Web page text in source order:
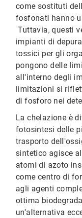
come sostituti
fosfonati hanno
Tuttavia, questi
impianti di
tossici per gli
pongono delle
all'interno degli
limitazioni si
di fosforo nei
La chelazione è
fotosintesi delle
trasporto
sintetico agisce
atomi di azoto
come centro di
agli agenti
ottima
un'alternativa